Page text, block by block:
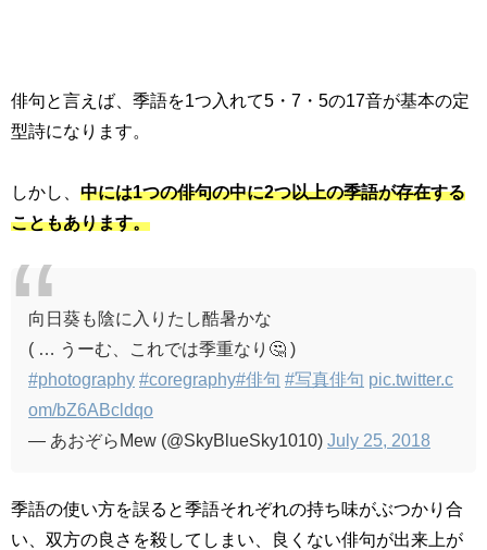
俳句と言えば、季語を1 つ入れて5 ・ 7 ・ 5の17音が基本の定
型詩になります。
しかし、 中には1つの俳句の中に2つ以上の季語が存在する
こともあります。
向日葵も陰に入りたし酷暑かな
( … うーむ、これでは季重なり🤔 )
#photography #coregraphy#俳句 #写真俳句 pic.twitter.c
om/bZ6ABcldqo
— あおぞらMew (@SkyBlueSky1010) July 25, 2018
季語の使い方を誤ると季語それぞれの持ち味がぶつかり合
い、双方の良さを殺してしまい、良くない俳句が出来上が